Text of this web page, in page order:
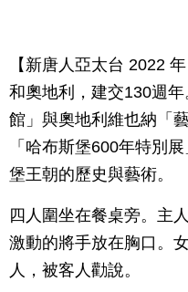
【新唐人亞太台 2022
和奧地利，建交130週
館」與奧地利維也納「
「哈布斯堡600年特別
堡王朝的歷史與藝術。
四人圍坐在餐桌旁。主
激動的將手放在胸口。
人，被客人勸說。